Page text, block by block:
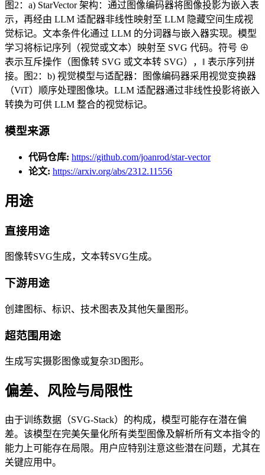
图2：a) StarVector 架构：通过图像编码器将图像投影为嵌入表
示，再经由 LLM 适配器非线性映射至 LLM 隐藏空间生成视
觉标记。文本条件化通过 LLM 的分词器与嵌入器实现。模型
学习将标记序列（视觉或文本）映射至 SVG 代码。符号 ⊕
表示互斥操作（图像转 SVG 或文本转 SVG），‖ 表示序列拼
接。图2：b) 视觉模型与适配器：图像编码器采用视觉变换器
（ViT）顺序处理图像块。LLM 适配器通过非线性投影将嵌入
转换为可供 LLM 整合的视觉标记。
模型来源
代码仓库: https://github.com/joanrod/star-vector
论文: https://arxiv.org/abs/2312.11556
用途
直接用途
图像转SVG生成，文本转SVG生成。
下游用途
创建图标、标识、技术图表及其他矢量图形。
超范围用途
生成写实摄影图像或复杂3D图形。
偏差、风险与局限性
由于训练数据（SVG-Stack）的构成，模型可能存在潜在偏
差。该模型在完美矢量化所有类型图像及解析所有文本指令的
能力上可能存在局限。用户应特别注意这些潜在问题，尤其在
关键应用中。